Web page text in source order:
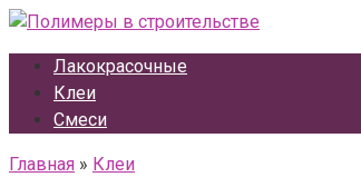
Перейти
контентуЛакокрасочные
Клеи
Смеси
Главная » Клеи